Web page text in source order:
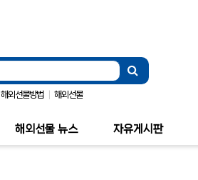
해외선물방법 해외선물
해외선물 뉴스 자유게시판